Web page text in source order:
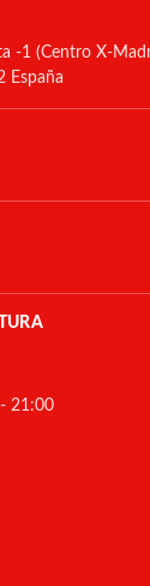
-1 (Centro X-
España
21:00